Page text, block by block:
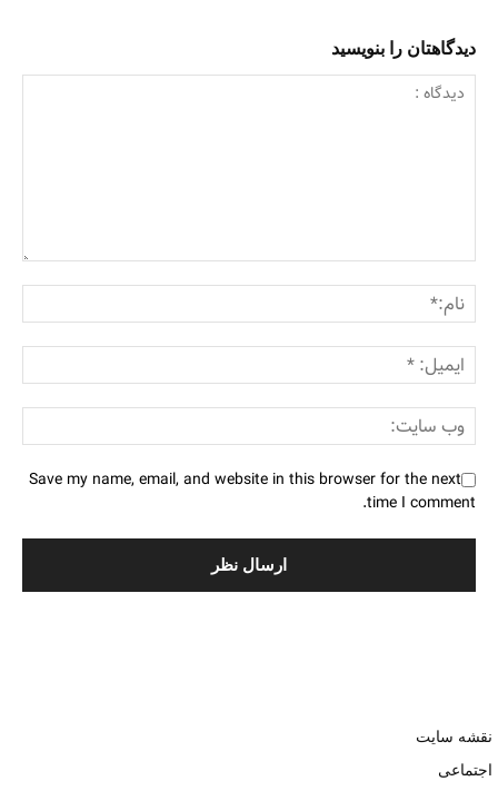
دیدگاهتان را بنویسید
Save my name, email, and website in this browser for the next
time I comment.
نقشه سایت
اجتماعی